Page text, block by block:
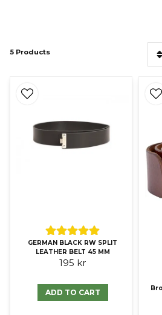
5 Products
GERMAN BLACK RW SPLIT
LEATHER BELT 45 MM
195 kr
ADD TO CART